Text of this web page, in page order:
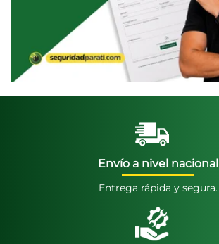
Envío a nivel nacional
Entrega rápida y segura.